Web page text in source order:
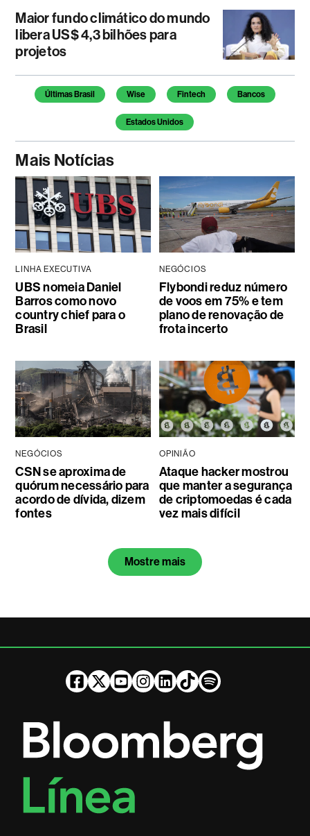
Maior fundo climático do mundo
libera US$ 4,3 bilhões para
projetos
Temas deste artigo
Últimas Brasil Wise Fintech Bancos
Estados Unidos
Mais Notícias
LINHA EXECUTIVA
UBS nomeia Daniel
Barros como novo
country chief para o
Brasil
NEGÓCIOS
Flybondi reduz número
de voos em 75% e tem
plano de renovação de
frota incerto
NEGÓCIOS
CSN se aproxima de
quórum necessário para
acordo de dívida, dizem
fontes
OPINIÃO
Ataque hacker mostrou
que manter a segurança
de criptomoedas é cada
vez mais difícil
Mostre mais